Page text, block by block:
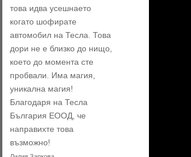
това идва усешнаето
когато шофирате
автомобил на Тесла. Това
дори не е близко до нищо,
което до момента сте
пробвали. Има магия,
уникална магия!
Благодаря на Тесла
България ЕООД, че
направихте това
възможно!